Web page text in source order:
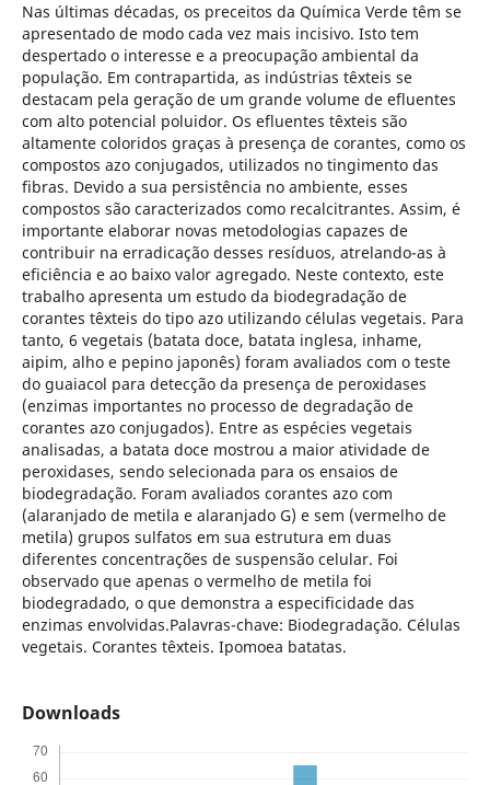
Nas últimas décadas, os preceitos da Química Verde têm se
apresentado de modo cada vez mais incisivo. Isto tem
despertado o interesse e a preocupação ambiental da
população. Em contrapartida, as indústrias têxteis se
destacam pela geração de um grande volume de efluentes
com alto potencial poluidor. Os efluentes têxteis são
altamente coloridos graças à presença de corantes, como os
compostos azo conjugados, utilizados no tingimento das
fibras. Devido a sua persistência no ambiente, esses
compostos são caracterizados como recalcitrantes. Assim, é
importante elaborar novas metodologias capazes de
contribuir na erradicação desses resíduos, atrelando-as à
eficiência e ao baixo valor agregado. Neste contexto, este
trabalho apresenta um estudo da biodegradação de
corantes têxteis do tipo azo utilizando células vegetais. Para
tanto, 6 vegetais (batata doce, batata inglesa, inhame,
aipim, alho e pepino japonês) foram avaliados com o teste
do guaiacol para detecção da presença de peroxidases
(enzimas importantes no processo de degradação de
corantes azo conjugados). Entre as espécies vegetais
analisadas, a batata doce mostrou a maior atividade de
peroxidases, sendo selecionada para os ensaios de
biodegradação. Foram avaliados corantes azo com
(alaranjado de metila e alaranjado G) e sem (vermelho de
metila) grupos sulfatos em sua estrutura em duas
diferentes concentrações de suspensão celular. Foi
observado que apenas o vermelho de metila foi
biodegradado, o que demonstra a especificidade das
enzimas envolvidas.Palavras-chave: Biodegradação. Células
vegetais. Corantes têxteis. Ipomoea batatas.
Downloads